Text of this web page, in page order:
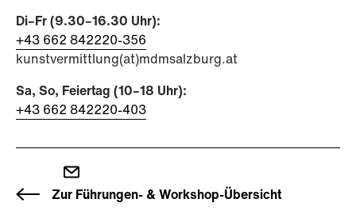
Di–Fr (9.30–16.30 Uhr):
+43 662 842220-356
kunstvermittlung(at)mdmsalzburg.at
Sa, So, Feiertag (10–18 Uhr):
+43 662 842220-403
Zur Führungen- & Workshop-Übersicht